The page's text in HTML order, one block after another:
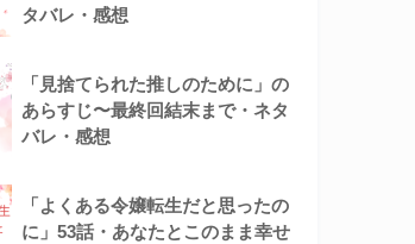
タバレ・感想
「見捨てられた推しのために」の
あらすじ〜最終回結末まで・ネタ
バレ・感想
「よくある令嬢転生だと思ったの
に」53話・あなたとこのまま幸せ